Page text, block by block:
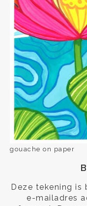
gouache on paper
Deze tekening is
e-mailadres